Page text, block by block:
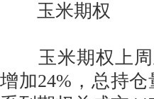
玉米期权
玉米期权上周
增加24%，总持仓